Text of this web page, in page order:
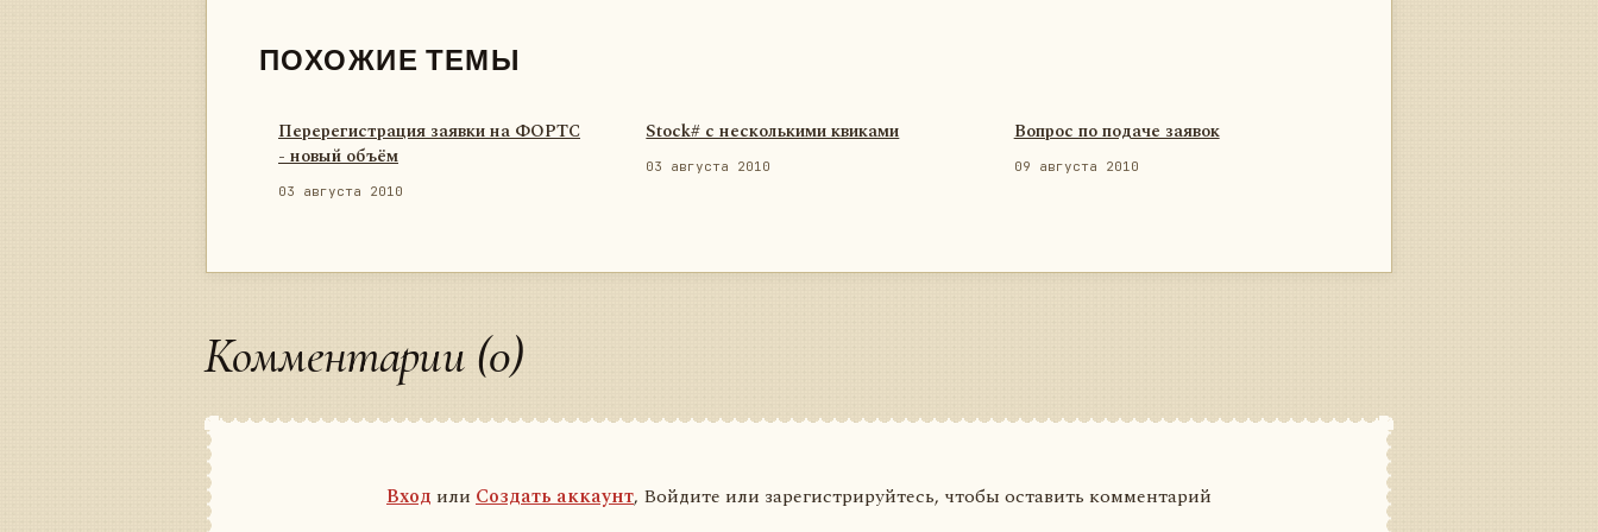
ПОХОЖИЕ ТЕМЫ
Перерегистрация заявки на ФОРТС
- новый объём
03 августа 2010
Stock# с несколькими квиками
03 августа 2010
Вопрос по подаче заявок
09 августа 2010
Комментарии (0)
Вход или Создать аккаунт, Войдите или зарегистрируйтесь, чтобы оставить комментарий